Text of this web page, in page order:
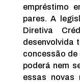
empréstimo
pares. A
Diretiva
desenvolvida
concessão
poderá nem
essas novas